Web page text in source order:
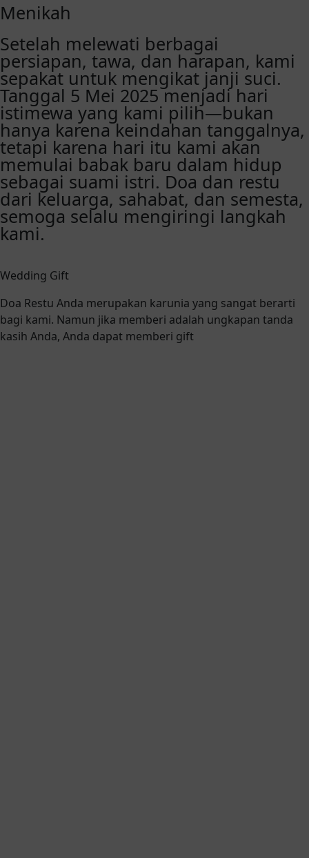
Menikah
Setelah melewati berbagai
persiapan, tawa, dan harapan, kami
sepakat untuk mengikat janji suci.
Tanggal 5 Mei 2025 menjadi hari
istimewa yang kami pilih—bukan
hanya karena keindahan tanggalnya,
tetapi karena hari itu kami akan
memulai babak baru dalam hidup
sebagai suami istri. Doa dan restu
dari keluarga, sahabat, dan semesta,
semoga selalu mengiringi langkah
kami.
Wedding Gift
Doa Restu Anda merupakan karunia yang sangat berarti
bagi kami. Namun jika memberi adalah ungkapan tanda
kasih Anda, Anda dapat memberi gift